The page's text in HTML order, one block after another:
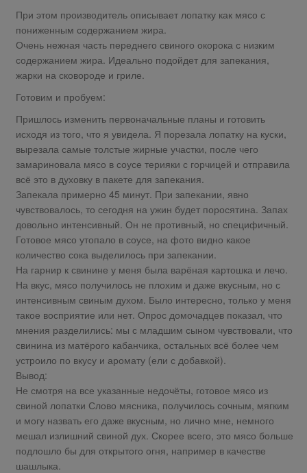
При этом производитель описывает лопатку как мясо с
пониженным содержанием жира.
Очень нежная часть переднего свиного окорока с низким
содержанием жира. Идеально подойдет для запекания,
жарки на сковороде и гриле.
Готовим и пробуем:
Пришлось изменить первоначальные планы и готовить
исходя из того, что я увидела. Я порезала лопатку на куски,
вырезала самые толстые жирные участки, после чего
замариновала мясо в соусе терияки с горчицей и отправила
всё это в духовку в пакете для запекания.
Запекала примерно 45 минут. При запекании, явно
чувствовалось, то сегодня на ужин будет поросятина. Запах
довольно интенсивный. Он не противный, но специфичный.
Готовое мясо утопало в соусе, на фото видно какое
количество сока выделилось при запекании.
На гарнир к свинине у меня была варёная картошка и лечо.
На вкус, мясо получилось не плохим и даже вкусным, но с
интенсивным свиным духом. Было интересно, только у меня
такое восприятие или нет. Опрос домочадцев показал, что
мнения разделились: мы с младшим сыном чувствовали, что
свинина из матёрого кабанчика, остальных всё более чем
устроило по вкусу и аромату (ели с добавкой).
Вывод:
Не смотря на все указанные недочёты, готовое мясо из
свиной лопатки Слово мясника, получилось сочным, мягким
и могу назвать его даже вкусным, но лично мне, немного
мешал излишний свиной дух. Скорее всего, это мясо больше
подлошло бы для открытого огня, например в качестве
шашлыка.